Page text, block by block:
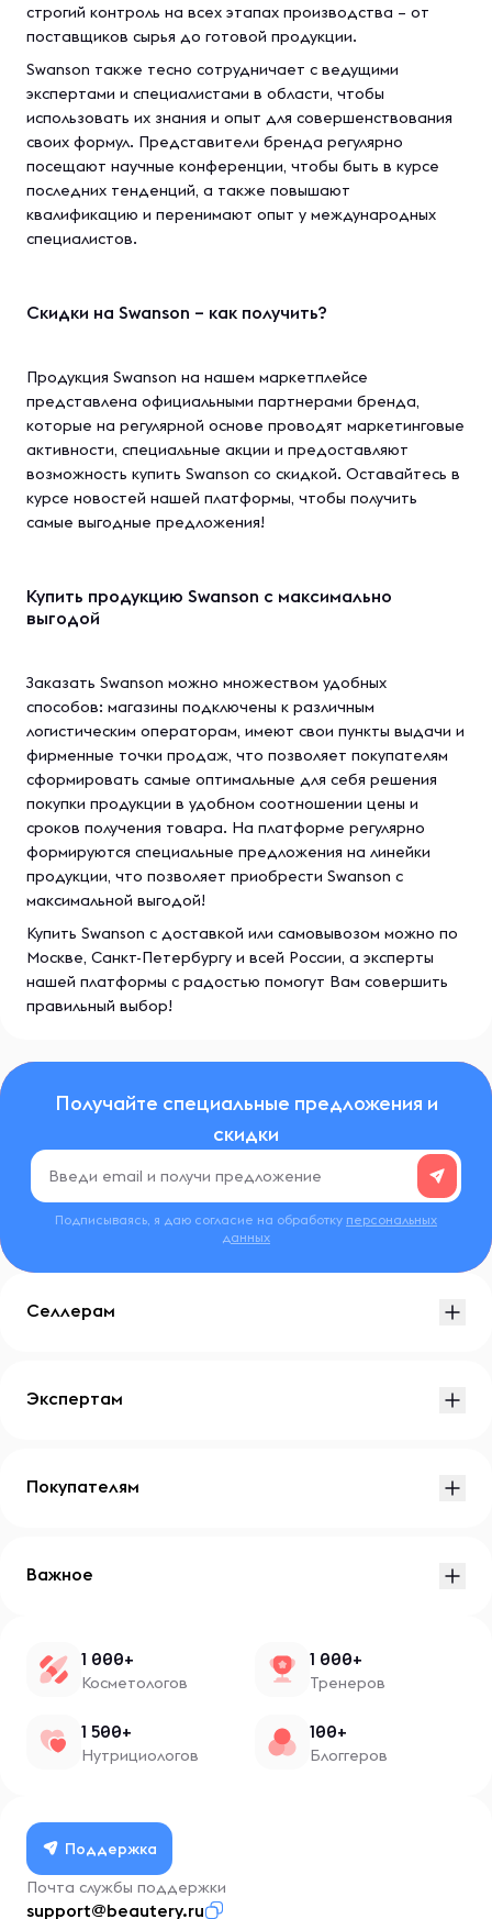
строгий контроль на всех этапах производства – от
поставщиков сырья до готовой продукции.
Swanson также тесно сотрудничает с ведущими
экспертами и специалистами в области, чтобы
использовать их знания и опыт для совершенствования
своих формул. Представители бренда регулярно
посещают научные конференции, чтобы быть в курсе
последних тенденций, а также повышают
квалификацию и перенимают опыт у международных
специалистов.
Скидки на Swanson – как получить?
Продукция Swanson на нашем маркетплейсе
представлена официальными партнерами бренда,
которые на регулярной основе проводят маркетинговые
активности, специальные акции и предоставляют
возможность купить Swanson со скидкой. Оставайтесь в
курсе новостей нашей платформы, чтобы получить
самые выгодные предложения!
Купить продукцию Swanson с максимально
выгодой
Заказать Swanson можно множеством удобных
способов: магазины подключены к различным
логистическим операторам, имеют свои пункты выдачи и
фирменные точки продаж, что позволяет покупателям
сформировать самые оптимальные для себя решения
покупки продукции в удобном соотношении цены и
сроков получения товара. На платформе регулярно
формируются специальные предложения на линейки
продукции, что позволяет приобрести Swanson с
максимальной выгодой!
Купить Swanson с доставкой или самовывозом можно по
Москве, Санкт-Петербургу и всей России, а эксперты
нашей платформы с радостью помогут Вам совершить
правильный выбор!
Получайте специальные предложения и
скидки
Подписываясь, я даю согласие на обработку персональных
данных
Селлерам
Экспертам
Покупателям
Важное
1 000+
Косметологов
1 000+
Тренеров
1 500+
Нутрициологов
100+
Блоггеров
Поддержка
Почта службы поддержки
support@beautery.ru